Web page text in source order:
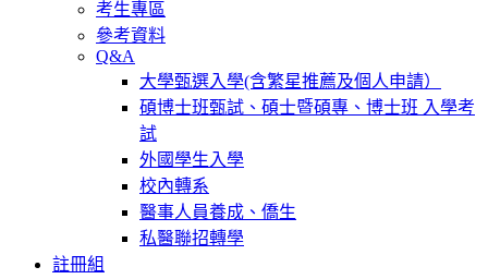
考生專區
參考資料
Q&A
大學甄選入學(含繁星推薦及個人申請）
碩博士班甄試、碩士暨碩專、博士班 入學考
試
外國學生入學
校內轉系
醫事人員養成、僑生
私醫聯招轉學
註冊組